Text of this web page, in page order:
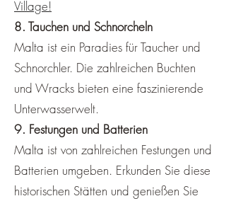
Village!
8. Tauchen und Schnorcheln
Malta ist ein Paradies für Taucher und
Schnorchler. Die zahlreichen Buchten
und Wracks bieten eine faszinierende
Unterwasserwelt.
9. Festungen und Batterien
Malta ist von zahlreichen Festungen und
Batterien umgeben. Erkunden Sie diese
historischen Stätten und genießen Sie